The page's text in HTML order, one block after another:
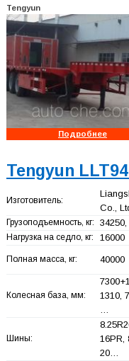
Tengyun
Подробнее
Tengyun
Изготовитель:
Co.,
Грузоподъемность, кг:
Нагрузка на седло, кг: 16000
Полная масса, кг: 40000
Колесная база, мм:
7300+
1310,
Шины:
16PR,
20…